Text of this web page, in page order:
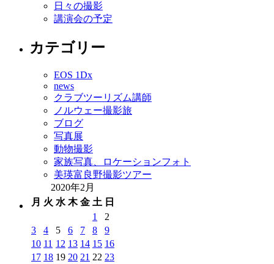
日々の撮影
講演会の予定
カテゴリー
EOS 1Dx
news
クラブツーリズム講師
ノルウェー撮影旅
ブログ
写真展
動物撮影
家族写真、ロケーションフォト
美瑛富良野撮影ツアー
2020年2月
月 火 水 木 金 土 日
1
2
3
4 5 6 7 8
9
10 11 12 13 14 15 16
17 18 19 20 21 22 23